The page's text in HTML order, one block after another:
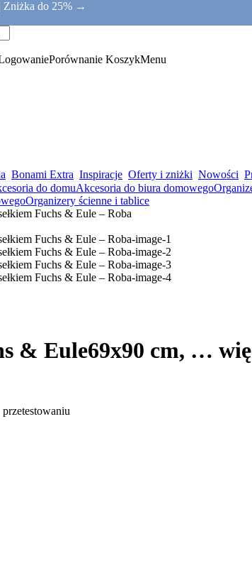
Zniżka do 25% →
Porównanie KoszykMenu
Bonami Extra Inspiracje Oferty i zniżki Nowości
do domuAkcesoria do biura domowego
Organizery ścienne i tablice
& Eule69x90 cm, …